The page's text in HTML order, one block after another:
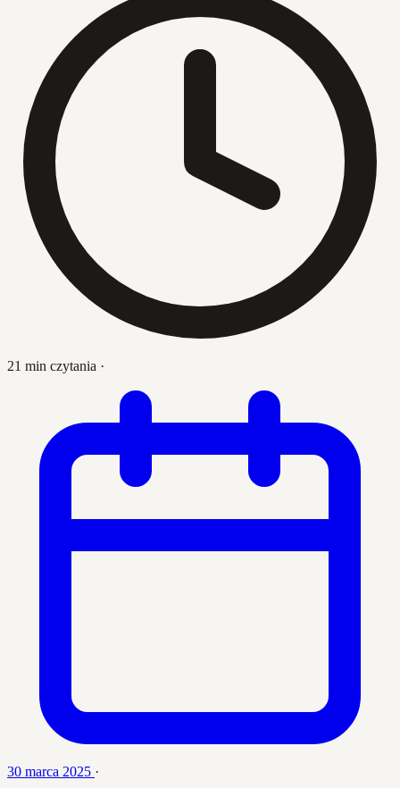
21 min czytania ·
30 marca 2025 ·